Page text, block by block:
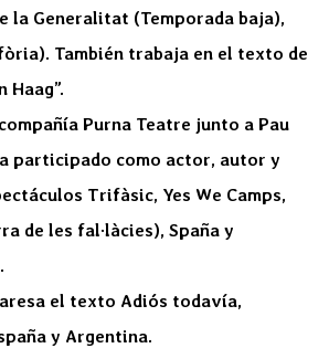
la Generalitat (Temporada baja),
También trabaja en el texto de
Haag”.
Purna Teatre junto a Pau
participado como actor, autor y
Trifàsic, Yes We Camps,
de les fal·làcies), Spaña y
el texto Adiós todavía,
y Argentina.